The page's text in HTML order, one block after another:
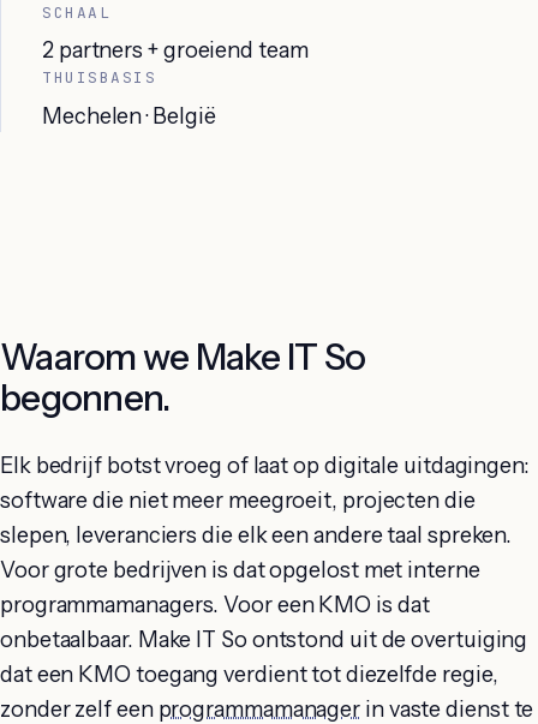
SCHAAL
2 partners + groeiend team
THUISBASIS
Mechelen · België
Waarom we Make IT So
begonnen.
Elk bedrijf botst vroeg of laat op digitale uitdagingen:
software die niet meer meegroeit, projecten die
slepen, leveranciers die elk een andere taal spreken.
Voor grote bedrijven is dat opgelost met interne
programmamanagers. Voor een KMO is dat
onbetaalbaar. Make IT So ontstond uit de overtuiging
dat een KMO toegang verdient tot diezelfde regie,
zonder zelf een programmamanager in vaste dienst te